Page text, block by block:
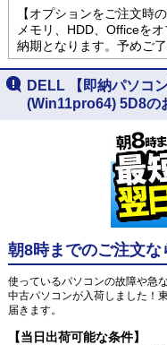
【オプションをご注文時の
メモリ、HDD、Officeを
納期となります。予めご了
DELL 【即納パソコ
(Win11pro64) 5D8の
朝8時までのご注文
使っているパソコンの故障や急
中古パソコンが入荷しました！
届きます。
【当日出荷可能な条件】